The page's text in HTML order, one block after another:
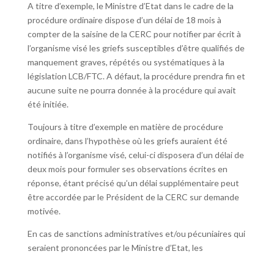
A titre d’exemple, le Ministre d’Etat dans le cadre de la
procédure ordinaire dispose d’un délai de 18 mois à
compter de la saisine de la CERC pour notifier par écrit à
l’organisme visé les griefs susceptibles d’être qualifiés de
manquement graves, répétés ou systématiques à la
législation LCB/FTC. A défaut, la procédure prendra fin et
aucune suite ne pourra donnée à la procédure qui avait
été initiée.
Toujours à titre d’exemple en matière de procédure
ordinaire, dans l’hypothèse où les griefs auraient été
notifiés à l’organisme visé, celui-ci disposera d’un délai de
deux mois pour formuler ses observations écrites en
réponse, étant précisé qu’un délai supplémentaire peut
être accordée par le Président de la CERC sur demande
motivée.
En cas de sanctions administratives et/ou pécuniaires qui
seraient prononcées par le Ministre d’Etat, les